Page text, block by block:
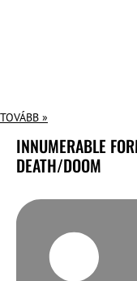
TOVÁBB »
INNUMERABLE
DEATH/DOOM